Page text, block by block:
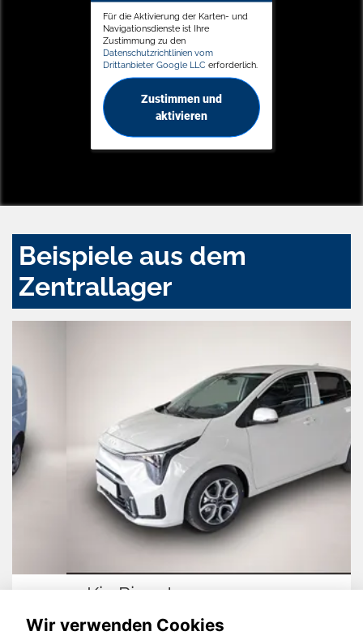
Für die Aktivierung der Karten- und
Navigationsdienste ist Ihre
Zustimmung zu den
Datenschutzrichtlinien vom
Drittanbieter Google LLC erforderlich.
Zustimmen und
aktivieren
Beispiele aus dem
Zentrallager
Kia Picanto
Wir verwenden Cookies